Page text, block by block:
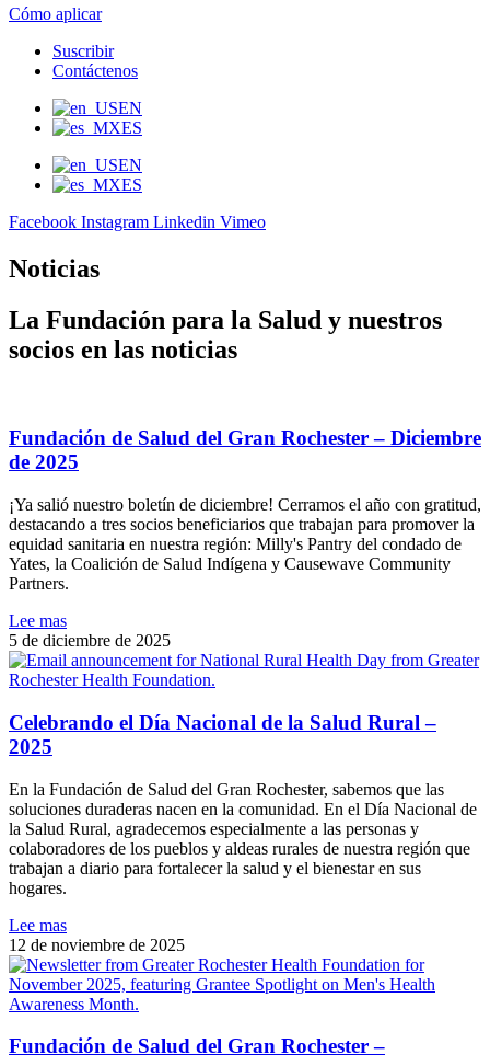
Cómo aplicar
Suscribir
Contáctenos
EN
ES
EN
ES
Facebook Instagram Linkedin Vimeo
Noticias
La Fundación para la Salud y nuestros
socios en las noticias
Fundación de Salud del Gran Rochester – Diciembre
de 2025
¡Ya salió nuestro boletín de diciembre! Cerramos el año con gratitud,
destacando a tres socios beneficiarios que trabajan para promover la
equidad sanitaria en nuestra región: Milly's Pantry del condado de
Yates, la Coalición de Salud Indígena y Causewave Community
Partners.
Lee mas
5 de diciembre de 2025
Celebrando el Día Nacional de la Salud Rural –
2025
En la Fundación de Salud del Gran Rochester, sabemos que las
soluciones duraderas nacen en la comunidad. En el Día Nacional de
la Salud Rural, agradecemos especialmente a las personas y
colaboradores de los pueblos y aldeas rurales de nuestra región que
trabajan a diario para fortalecer la salud y el bienestar en sus
hogares.
Lee mas
12 de noviembre de 2025
Fundación de Salud del Gran Rochester –